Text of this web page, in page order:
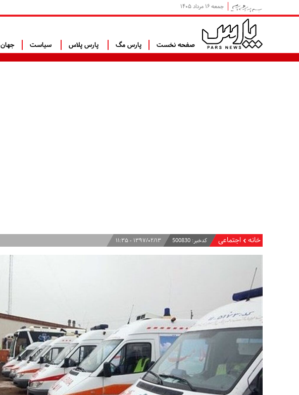
جمعه ۱۶ مرداد ۱۴۰۵
صفحه نخست پارس مگ پارس پلاس سیاست جهان
خانه اجتماعی کدخبر:500830 ۱۳۹۷/۰۲/۱۳ - ۱۱:۳۵